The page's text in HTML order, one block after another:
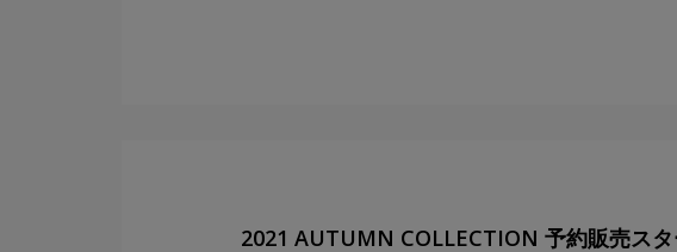
2021 AUTUMN COLLECTION 予約販売スタ